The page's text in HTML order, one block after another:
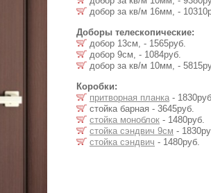
добор за кв/м 16мм, -
Доборы телескопические:
добор 13см, - 1565руб.
добор 9см, - 1084руб.
добор за кв/м 10мм, -
Коробки:
притворная планка -
стойка барная - 3645руб.
стойка моноблок - 1480руб.
стойка сэндвич 9см -
стойка сэндвич - 1480руб.